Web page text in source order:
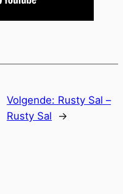
Volgende: Rusty Sal –
Rusty Sal
→